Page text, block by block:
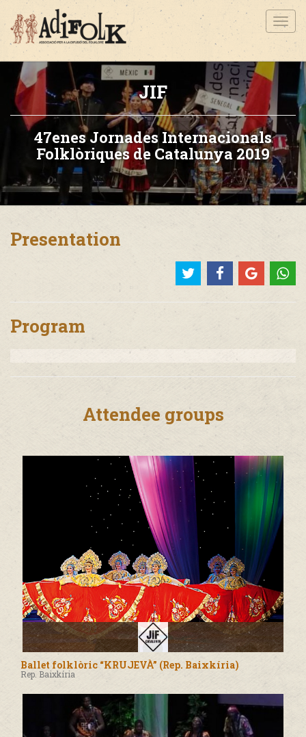
JIF
47enes Jornades Internacionals
Folklòriques de Catalunya 2019
Presentation
Program
Attendee groups
Ballet folklòric “KRUJEVÀ” (Rep. Baixkíria)
Rep. Baixkíria